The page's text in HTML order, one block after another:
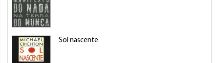
Sol nascente